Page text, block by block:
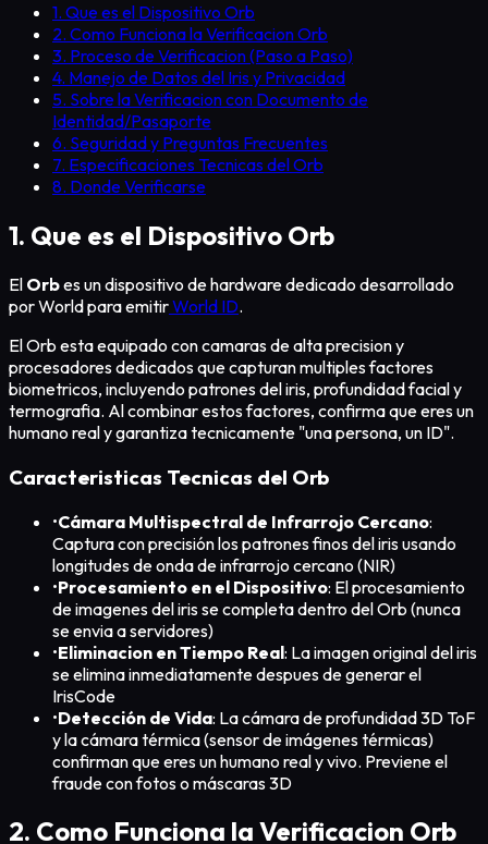
1. Que es el Dispositivo Orb
2. Como Funciona la Verificacion Orb
3. Proceso de Verificacion (Paso a Paso)
4. Manejo de Datos del Iris y Privacidad
5. Sobre la Verificacion con Documento de
Identidad/Pasaporte
6. Seguridad y Preguntas Frecuentes
7. Especificaciones Tecnicas del Orb
8. Donde Verificarse
1. Que es el Dispositivo Orb
El Orbes un dispositivo de hardware dedicado desarrollado
por World para emitirWorld ID.
El Orb esta equipado con camaras de alta precision y
procesadores dedicados que capturan multiples factores
biometricos, incluyendo patrones del iris, profundidad facial y
termografia. Al combinar estos factores, confirma que eres un
humano real y garantiza tecnicamente "una persona, un ID".
Caracteristicas Tecnicas del Orb
•Cámara Multispectral de Infrarrojo Cercano:
Captura con precisión los patrones finos del iris usando
longitudes de onda de infrarrojo cercano (NIR)
•Procesamiento en el Dispositivo: El procesamiento
de imagenes del iris se completa dentro del Orb (nunca
se envia a servidores)
•Eliminacion en Tiempo Real: La imagen original del iris
se elimina inmediatamente despues de generar el
IrisCode
•Detección de Vida: La cámara de profundidad 3D ToF
y la cámara térmica (sensor de imágenes térmicas)
confirman que eres un humano real y vivo. Previene el
fraude con fotos o máscaras 3D
2. Como Funciona la Verificacion Orb